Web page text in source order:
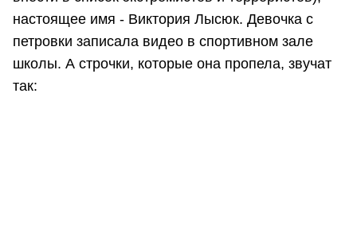
настоящее имя - Виктория Лысюк. Девочка с
петровки записала видео в спортивном зале
школы. А строчки, которые она пропела, звучат
так: